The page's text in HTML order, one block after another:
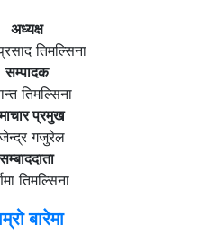
अध्यक्ष
तिमल्सिना
सम्पादक
तिमल्सिना
प्रमुख
गजुरेल
सम्बाददाता
तिमल्सिना
बारेमा